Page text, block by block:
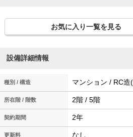
お気に入り一覧を見る
設備詳細情報
種別 / 構造 マンション / RC
所在階 / 階数 2階 / 5階
契約期間 2年
更新料 なし